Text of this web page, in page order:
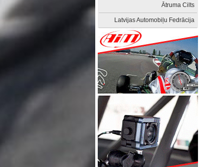
Ātruma Cilts
Latvijas Automobiļu Fedrācija